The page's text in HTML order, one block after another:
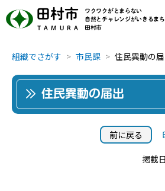
田村市
TAMURA
ワクワクがとまらない
自然とチャレンジがいきるまち
田村市
組織でさがす 市民課 住民異動の
住民異動の届出
前に戻る
掲載